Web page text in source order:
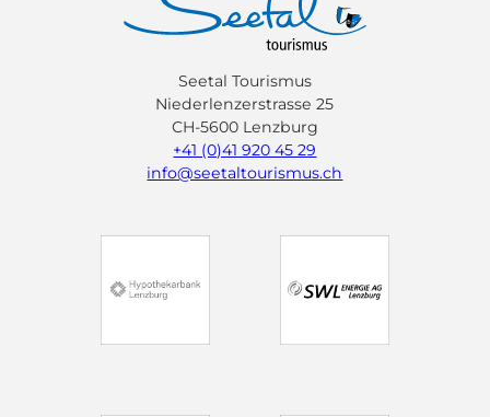
Seetal Tourismus
Niederlenzerstrasse 25
CH-5600 Lenzburg
+41 (0)41 920 45 29
info@seetaltourismus.ch